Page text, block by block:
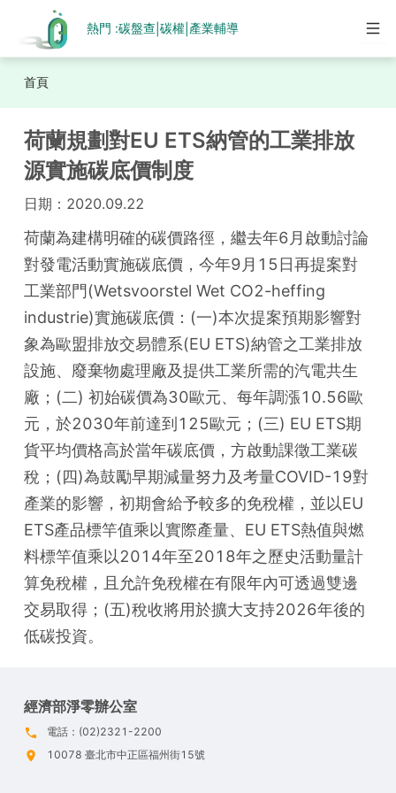
熱門 :碳盤查 碳權| 產業輔導
首頁
荷蘭規劃對EU ETS納管的工業排放
源實施碳底價制度
日期： 2020.09.22
荷蘭為建構明確的碳價路徑，繼去年6月啟動討論
對發電活動實施碳底價，今年9月15日再提案對
工業部門(Wetsvoorstel Wet CO2-heffing
industrie)實施碳底價：(一)本次提案預期影響對
象為歐盟排放交易體系(EU ETS)納管之工業排放
設施、廢棄物處理廠及提供工業所需的汽電共生
廠；(二) 初始碳價為30歐元、每年調漲10.56歐
元，於2030年前達到125歐元；(三) EU ETS期
貨平均價格高於當年碳底價，方啟動課徵工業碳
稅；(四)為鼓勵早期減量努力及考量COVID-19對
產業的影響，初期會給予較多的免稅權，並以EU
ETS產品標竿值乘以實際產量、EU ETS熱值與燃
料標竿值乘以2014年至2018年之歷史活動量計
算免稅權，且允許免稅權在有限年內可透過雙邊
交易取得；(五)稅收將用於擴大支持2026年後的
低碳投資。
經濟部淨零辦公室
電話：(02)2321-2200
10078 臺北市中正區福州街15號